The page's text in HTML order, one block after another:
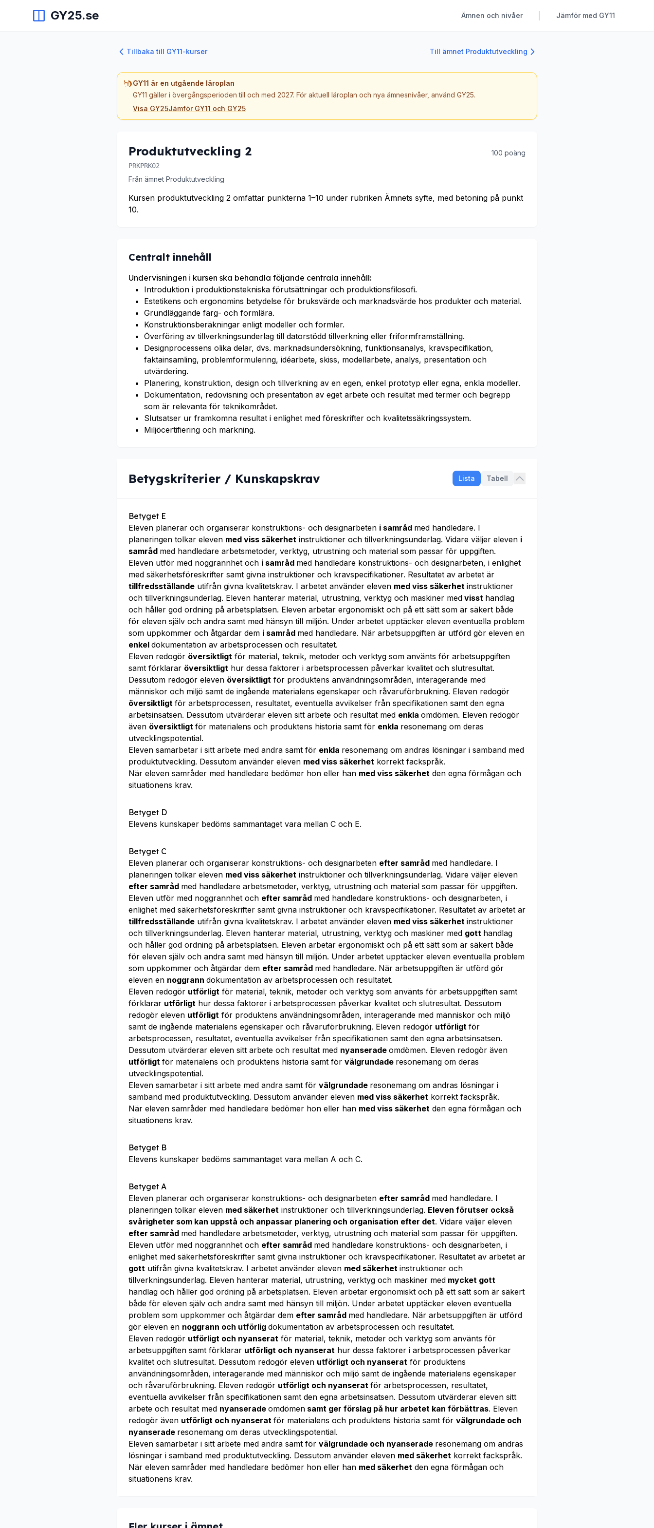
GY25.se Ämnen och nivåer Jämför med GY11
Tillbaka till GY11-kurser Till ämnet Produktutveckling
GY11 är en utgående läroplan
GY11 gäller i övergångsperioden till och med 2027. För aktuell läroplan och nya ämnesnivåer, använd GY25.
Visa GY25Jämför GY11 och GY25
Produktutveckling 2 100 poäng
PRKPRK02
Från ämnet Produktutveckling
Kursen produktutveckling 2 omfattar punkterna 1–10 under rubriken Ämnets syfte, med betoning på punkt
10.
Centralt innehåll
Undervisningen i kursen ska behandla följande centrala innehåll:
Introduktion i produktionstekniska förutsättningar och produktionsfilosofi.
Estetikens och ergonomins betydelse för bruksvärde och marknadsvärde hos produkter och material.
Grundläggande färg- och formlära.
Konstruktionsberäkningar enligt modeller och formler.
Överföring av tillverkningsunderlag till datorstödd tillverkning eller friformframställning.
Designprocessens olika delar, dvs. marknadsundersökning, funktionsanalys, kravspecifikation,
faktainsamling, problemformulering, idéarbete, skiss, modellarbete, analys, presentation och
utvärdering.
Planering, konstruktion, design och tillverkning av en egen, enkel prototyp eller egna, enkla modeller.
Dokumentation, redovisning och presentation av eget arbete och resultat med termer och begrepp
som är relevanta för teknikområdet.
Slutsatser ur framkomna resultat i enlighet med föreskrifter och kvalitetssäkringssystem.
Miljöcertifiering och märkning.
Betygskriterier / Kunskapskrav Lista Tabell
Betyget E
Eleven planerar och organiserar konstruktions- och designarbeten i samråd med handledare. I
planeringen tolkar eleven med viss säkerhet instruktioner och tillverkningsunderlag. Vidare väljer eleven i
samråd med handledare arbetsmetoder, verktyg, utrustning och material som passar för uppgiften.
Eleven utför med noggrannhet och i samråd med handledare konstruktions- och designarbeten, i enlighet
med säkerhetsföreskrifter samt givna instruktioner och kravspecifikationer. Resultatet av arbetet är
tillfredsställande utifrån givna kvalitetskrav. I arbetet använder eleven med viss säkerhet instruktioner
och tillverkningsunderlag. Eleven hanterar material, utrustning, verktyg och maskiner med visst handlag
och håller god ordning på arbetsplatsen. Eleven arbetar ergonomiskt och på ett sätt som är säkert både
för eleven själv och andra samt med hänsyn till miljön. Under arbetet upptäcker eleven eventuella problem
som uppkommer och åtgärdar dem i samråd med handledare. När arbetsuppgiften är utförd gör eleven en
enkel dokumentation av arbetsprocessen och resultatet.
Eleven redogör översiktligt för material, teknik, metoder och verktyg som använts för arbetsuppgiften
samt förklarar översiktligt hur dessa faktorer i arbetsprocessen påverkar kvalitet och slutresultat.
Dessutom redogör eleven översiktligt för produktens användningsområden, interagerande med
människor och miljö samt de ingående materialens egenskaper och råvaruförbrukning. Eleven redogör
översiktligt för arbetsprocessen, resultatet, eventuella avvikelser från specifikationen samt den egna
arbetsinsatsen. Dessutom utvärderar eleven sitt arbete och resultat med enkla omdömen. Eleven redogör
även översiktligt för materialens och produktens historia samt för enkla resonemang om deras
utvecklingspotential.
Eleven samarbetar i sitt arbete med andra samt för enkla resonemang om andras lösningar i samband med
produktutveckling. Dessutom använder eleven med viss säkerhet korrekt fackspråk.
När eleven samråder med handledare bedömer hon eller han med viss säkerhet den egna förmågan och
situationens krav.
Betyget D
Elevens kunskaper bedöms sammantaget vara mellan C och E.
Betyget C
Eleven planerar och organiserar konstruktions- och designarbeten efter samråd med handledare. I
planeringen tolkar eleven med viss säkerhet instruktioner och tillverkningsunderlag. Vidare väljer eleven
efter samråd med handledare arbetsmetoder, verktyg, utrustning och material som passar för uppgiften.
Eleven utför med noggrannhet och efter samråd med handledare konstruktions- och designarbeten, i
enlighet med säkerhetsföreskrifter samt givna instruktioner och kravspecifikationer. Resultatet av arbetet är
tillfredsställande utifrån givna kvalitetskrav. I arbetet använder eleven med viss säkerhet instruktioner
och tillverkningsunderlag. Eleven hanterar material, utrustning, verktyg och maskiner med gott handlag
och håller god ordning på arbetsplatsen. Eleven arbetar ergonomiskt och på ett sätt som är säkert både
för eleven själv och andra samt med hänsyn till miljön. Under arbetet upptäcker eleven eventuella problem
som uppkommer och åtgärdar dem efter samråd med handledare. När arbetsuppgiften är utförd gör
eleven en noggrann dokumentation av arbetsprocessen och resultatet.
Eleven redogör utförligt för material, teknik, metoder och verktyg som använts för arbetsuppgiften samt
förklarar utförligt hur dessa faktorer i arbetsprocessen påverkar kvalitet och slutresultat. Dessutom
redogör eleven utförligt för produktens användningsområden, interagerande med människor och miljö
samt de ingående materialens egenskaper och råvaruförbrukning. Eleven redogör utförligt för
arbetsprocessen, resultatet, eventuella avvikelser från specifikationen samt den egna arbetsinsatsen.
Dessutom utvärderar eleven sitt arbete och resultat med nyanserade omdömen. Eleven redogör även
utförligt för materialens och produktens historia samt för välgrundade resonemang om deras
utvecklingspotential.
Eleven samarbetar i sitt arbete med andra samt för välgrundade resonemang om andras lösningar i
samband med produktutveckling. Dessutom använder eleven med viss säkerhet korrekt fackspråk.
När eleven samråder med handledare bedömer hon eller han med viss säkerhet den egna förmågan och
situationens krav.
Betyget B
Elevens kunskaper bedöms sammantaget vara mellan A och C.
Betyget A
Eleven planerar och organiserar konstruktions- och designarbeten efter samråd med handledare. I
planeringen tolkar eleven med säkerhet instruktioner och tillverkningsunderlag. Eleven förutser också
svårigheter som kan uppstå och anpassar planering och organisation efter det. Vidare väljer eleven
efter samråd med handledare arbetsmetoder, verktyg, utrustning och material som passar för uppgiften.
Eleven utför med noggrannhet och efter samråd med handledare konstruktions- och designarbeten, i
enlighet med säkerhetsföreskrifter samt givna instruktioner och kravspecifikationer. Resultatet av arbetet är
gott utifrån givna kvalitetskrav. I arbetet använder eleven med säkerhet instruktioner och
tillverkningsunderlag. Eleven hanterar material, utrustning, verktyg och maskiner med mycket gott
handlag och håller god ordning på arbetsplatsen. Eleven arbetar ergonomiskt och på ett sätt som är säkert
både för eleven själv och andra samt med hänsyn till miljön. Under arbetet upptäcker eleven eventuella
problem som uppkommer och åtgärdar dem efter samråd med handledare. När arbetsuppgiften är utförd
gör eleven en noggrann och utförlig dokumentation av arbetsprocessen och resultatet.
Eleven redogör utförligt och nyanserat för material, teknik, metoder och verktyg som använts för
arbetsuppgiften samt förklarar utförligt och nyanserat hur dessa faktorer i arbetsprocessen påverkar
kvalitet och slutresultat. Dessutom redogör eleven utförligt och nyanserat för produktens
användningsområden, interagerande med människor och miljö samt de ingående materialens egenskaper
och råvaruförbrukning. Eleven redogör utförligt och nyanserat för arbetsprocessen, resultatet,
eventuella avvikelser från specifikationen samt den egna arbetsinsatsen. Dessutom utvärderar eleven sitt
arbete och resultat med nyanserade omdömen samt ger förslag på hur arbetet kan förbättras. Eleven
redogör även utförligt och nyanserat för materialens och produktens historia samt för välgrundade och
nyanserade resonemang om deras utvecklingspotential.
Eleven samarbetar i sitt arbete med andra samt för välgrundade och nyanserade resonemang om andras
lösningar i samband med produktutveckling. Dessutom använder eleven med säkerhet korrekt fackspråk.
När eleven samråder med handledare bedömer hon eller han med säkerhet den egna förmågan och
situationens krav.